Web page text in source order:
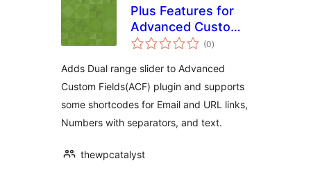
Plus Features for
Advanced Custom
Fields
(0total
de
)
Adds Dual range slider to Advanced
Custom Fields(ACF) plugin and supports
some shortcodes for Email and URL links,
Numbers with separators, and text.
thewpcatalyst